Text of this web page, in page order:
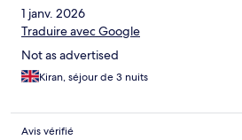
1 janv. 2026
Traduire avec Google
Not as advertised
Kiran, séjour de 3 nuits
Avis vérifié